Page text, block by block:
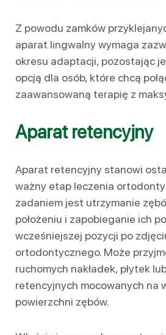
Z powodu zamków
aparat lingwalny wymaga
okresu adaptacji, pozostając
opcją dla osób, które chcą
zaawansowaną terapię z
Aparat retencyjny
Aparat retencyjny stanowi
ważny etap leczenia
zadaniem jest utrzymanie
położeniu i zapobieganie ich
wcześniejszej pozycji po
ortodontycznego. Może
ruchomych nakładek, płytek
retencyjnych mocowanych na
powierzchni zębów.